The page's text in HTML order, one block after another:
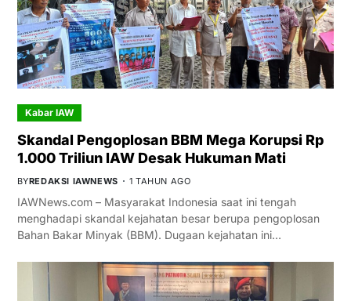
Kabar IAW
Skandal Pengoplosan BBM Mega Korupsi Rp
1.000 Triliun IAW Desak Hukuman Mati
BYREDAKSI IAWNEWS 1 TAHUN AGO
IAWNews.com – Masyarakat Indonesia saat ini tengah
menghadapi skandal kejahatan besar berupa pengoplosan
Bahan Bakar Minyak (BBM). Dugaan kejahatan ini…